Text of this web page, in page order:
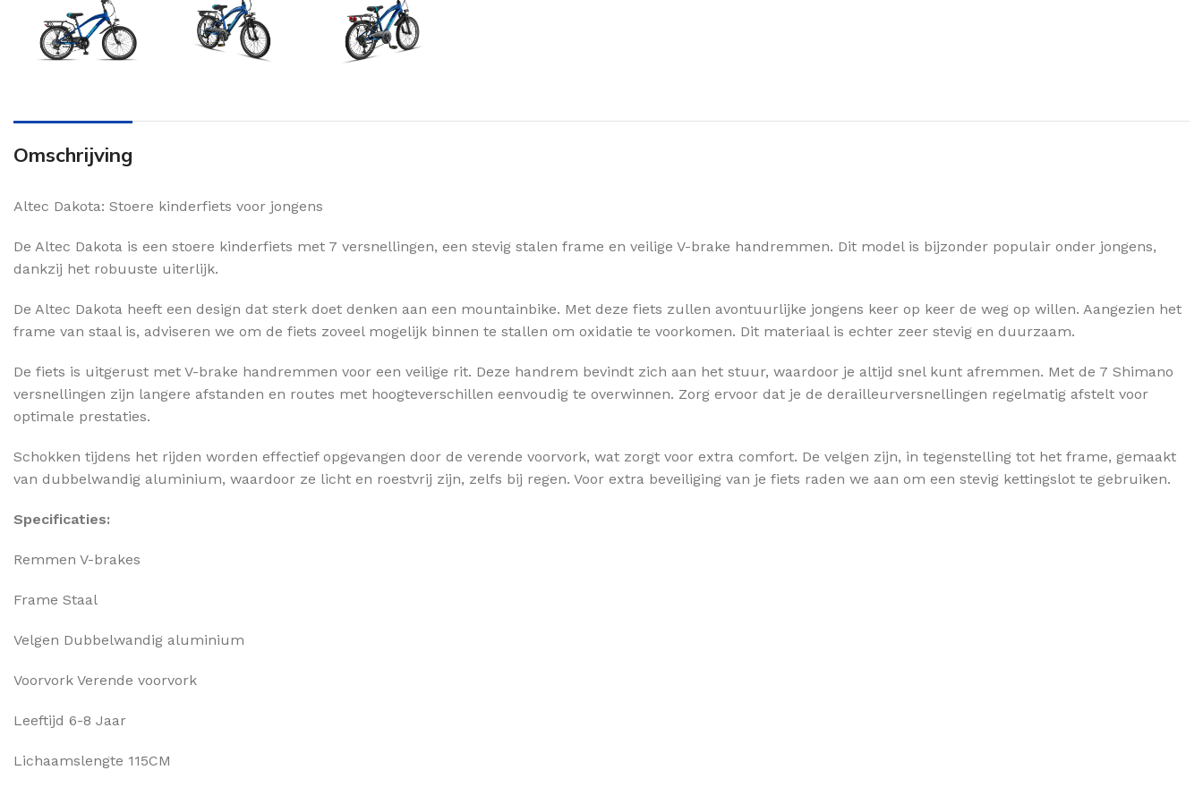
Omschrijving
Altec Dakota: Stoere kinderfiets voor jongens
De Altec Dakota is een stoere kinderfiets met 7 versnellingen, een stevig stalen frame en veilige V-brake handremmen. Dit model is bijzonder populair onder jongens,
dankzij het robuuste uiterlijk.
De Altec Dakota heeft een design dat sterk doet denken aan een mountainbike. Met deze fiets zullen avontuurlijke jongens keer op keer de weg op willen. Aangezien het
frame van staal is, adviseren we om de fiets zoveel mogelijk binnen te stallen om oxidatie te voorkomen. Dit materiaal is echter zeer stevig en duurzaam.
De fiets is uitgerust met V-brake handremmen voor een veilige rit. Deze handrem bevindt zich aan het stuur, waardoor je altijd snel kunt afremmen. Met de 7 Shimano
versnellingen zijn langere afstanden en routes met hoogteverschillen eenvoudig te overwinnen. Zorg ervoor dat je de derailleurversnellingen regelmatig afstelt voor
optimale prestaties.
Schokken tijdens het rijden worden effectief opgevangen door de verende voorvork, wat zorgt voor extra comfort. De velgen zijn, in tegenstelling tot het frame, gemaakt
van dubbelwandig aluminium, waardoor ze licht en roestvrij zijn, zelfs bij regen. Voor extra beveiliging van je fiets raden we aan om een stevig kettingslot te gebruiken.
Specificaties:
Remmen V-brakes
Frame Staal
Velgen Dubbelwandig aluminium
Voorvork Verende voorvork
Leeftijd 6-8 Jaar
Lichaamslengte 115CM